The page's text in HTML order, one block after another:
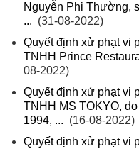
Nguyễn Phi Thường,
... (31-08-2022)
Quyết định xử phạt vi
TNHH Prince
08-2022)
Quyết định xử phạt vi
TNHH MS TOKYO,
1994, ... (16-08-2022)
Quyết định xử phạt vi